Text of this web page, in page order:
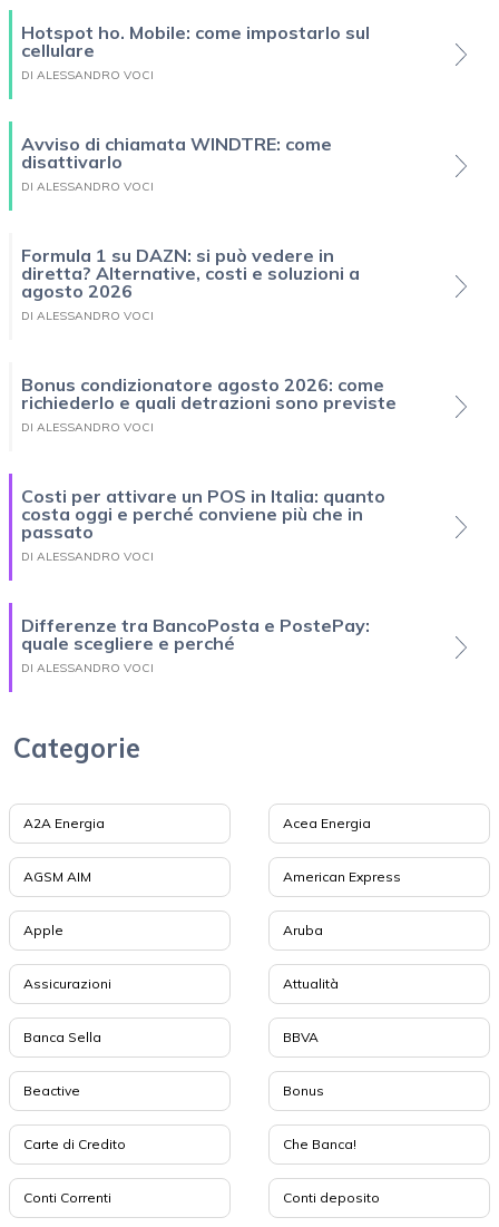
Hotspot ho. Mobile: come impostarlo sul
cellulare
DI ALESSANDRO VOCI
Avviso di chiamata WINDTRE: come
disattivarlo
DI ALESSANDRO VOCI
Formula 1 su DAZN: si può vedere in
diretta? Alternative, costi e soluzioni a
agosto 2026
DI ALESSANDRO VOCI
Bonus condizionatore agosto 2026: come
richiederlo e quali detrazioni sono previste
DI ALESSANDRO VOCI
Costi per attivare un POS in Italia: quanto
costa oggi e perché conviene più che in
passato
DI ALESSANDRO VOCI
Differenze tra BancoPosta e PostePay:
quale scegliere e perché
DI ALESSANDRO VOCI
Categorie
A2A Energia Acea Energia
AGSM AIM American Express
Apple Aruba
Assicurazioni Attualità
Banca Sella BBVA
Beactive Bonus
Carte di Credito Che Banca!
Conti Correnti Conti deposito